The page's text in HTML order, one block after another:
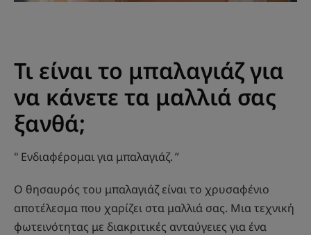
Τι είναι το μπαλαγιάζ για
να κάνετε τα μαλλιά σας
ξανθά;
" Ενδιαφέρομαι για μπαλαγιάζ. ”
Ο θησαυρός του μπαλαγιάζ είναι το χρυσαφένιο
αποτέλεσμα που χαρίζει στα μαλλιά σας. Μια τεχνική
φωτεινότητας με διακριτικές ανταύγειες για ένα